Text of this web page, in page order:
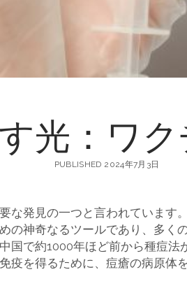
光：ワ
PUBLISHED 2024年7月3日
な発見の一つと言われています。
の神奇なるツールであり、多く
国で約1000年ほど前から種痘
疫を得るために、痘瘡の病原体